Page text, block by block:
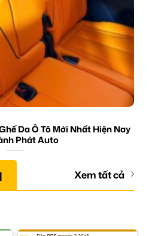
Da Ô Tô Mới Nhất Hiện Nay
Phát Auto
Xem tất cả